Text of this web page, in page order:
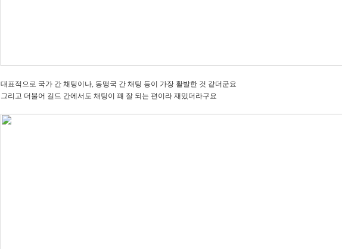
대표적으로 국가 간 채팅이나, 동맹국 간 채팅 등이 가장 활발한 것 같더군요
그리고 더불어 길드 간에서도 채팅이 꽤 잘 되는 편이라 재밌더라구요